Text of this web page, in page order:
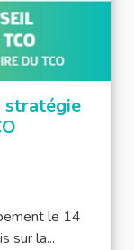
stratégie
le 14
sur la...